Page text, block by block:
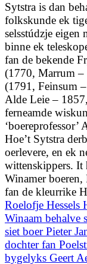
Sytstra is dan
folkskunde ek
selsstúdzje
binne ek
fan de bekende
(1770, Marrum –
(1791, Feinsum
Alde Leie –
ferneamde
Hoe’t Sytstra
oerlevere, en ek
wittenskippers. It
Winamer boeren,
fan de kleurrike
Roelofje Hessels
Winaam behalve
siet boer Pieter
dochter fan
bygelyks Geert